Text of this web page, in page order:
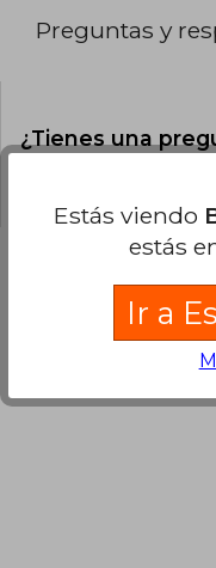
Preguntas y
¿Tienes una
Opiniones
Estás viendo
estás
Ir a